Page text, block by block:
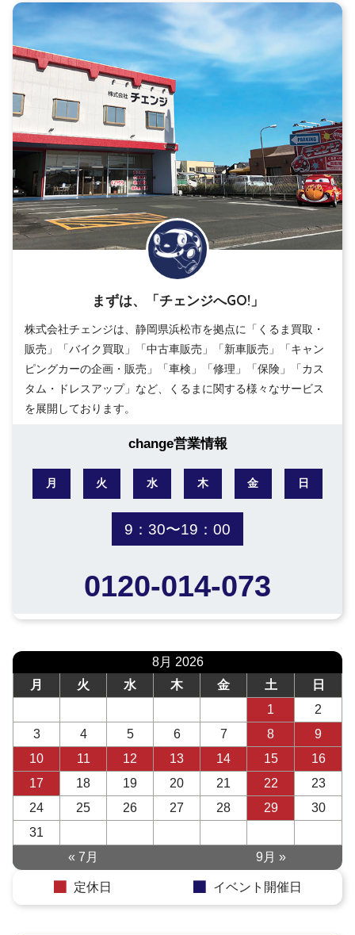
まずは、「チェンジへGO!」
株式会社チェンジは、静岡県浜松市を拠点に「くるま買取・
販売」「バイク買取」「中古車販売」「新車販売」「キャン
ピングカーの企画・販売」「車検」「修理」「保険」「カス
タム・ドレスアップ」など、くるまに関する様々なサービス
を展開しております。
change営業情報
月 火 水 木 金 日
9：30〜19：00
0120-014-073
8月 2026
月
火 水 木 金 土
日
1
2
3
4 5 6 7 8
9
10
11 12 13 14 15
16
17
18 19 20 21 22
23
24
25 26 27 28 29
30
31
« 7月
9月 »
定休日 イベント開催日